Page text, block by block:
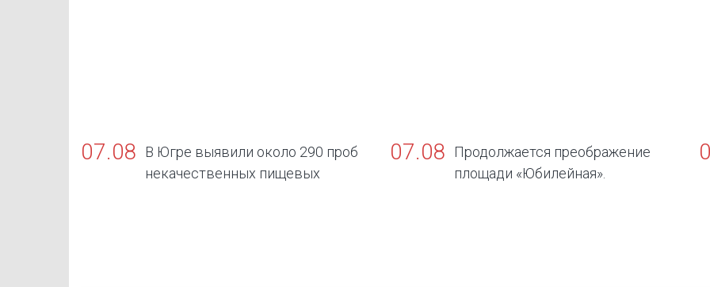
07.08
В Югре выявили около 290 проб
некачественных пищевых
07.08
Продолжается преображение
площади «Юбилейная».